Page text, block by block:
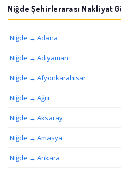
Niğde Şehirlerarası Nakliyat
Niğde → Adana
Niğde → Adıyaman
Niğde → Afyonkarahisar
Niğde → Ağrı
Niğde → Aksaray
Niğde → Amasya
Niğde → Ankara